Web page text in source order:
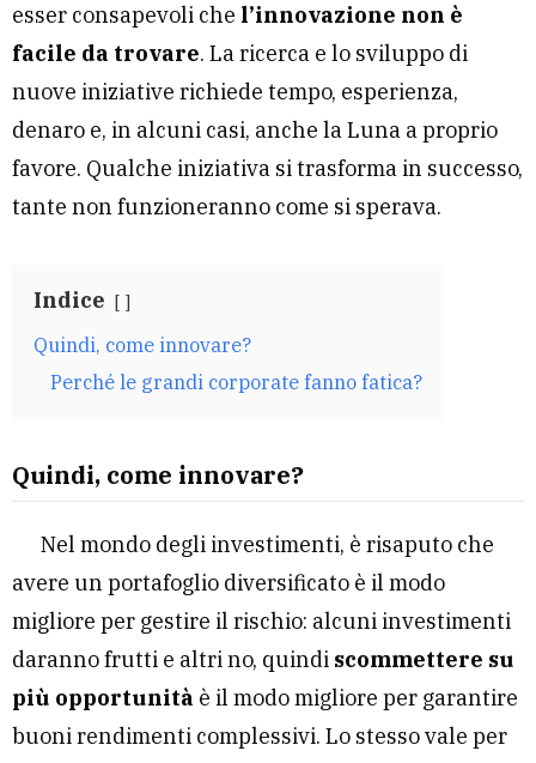
esser consapevoli che l’innovazione non è
facile da trovare. La ricerca e lo sviluppo di
nuove iniziative richiede tempo, esperienza,
denaro e, in alcuni casi, anche la Luna a proprio
favore. Qualche iniziativa si trasforma in successo,
tante non funzioneranno come si sperava.
Indice
Quindi, come innovare?
Perché le grandi corporate fanno fatica?
Quindi, come innovare?
Nel mondo degli investimenti, è risaputo che
avere un portafoglio diversificato è il modo
migliore per gestire il rischio: alcuni investimenti
daranno frutti e altri no, quindi scommettere su
più opportunità è il modo migliore per garantire
buoni rendimenti complessivi. Lo stesso vale per